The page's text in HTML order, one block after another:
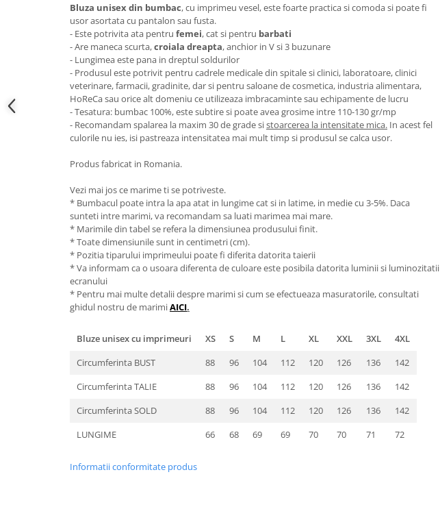
Bluza unisex din bumbac, cu imprimeu vesel, este foarte practica si comoda si poate fi
usor asortata cu pantalon sau fusta.
- Este potrivita ata pentru femei, cat si pentru barbati
- Are maneca scurta,croiala dreapta, anchior in V si 3 buzunare
- Lungimea este pana in dreptul soldurilor
- Produsul este potrivit pentru cadrele medicale din spitale si clinici, laboratoare, clinici
veterinare, farmacii, gradinite, dar si pentru saloane de cosmetica, industria alimentara,
HoReCa sau orice alt domeniu ce utilizeaza imbracaminte sau echipamente de lucru
- Tesatura: bumbac 100%, este subtire si poate avea grosime intre 110-130 gr/mp
- Recomandam spalarea la maxim 30 de grade sistoarcerea la intensitate mica. In acest fel
culorile nu ies, isi pastreaza intensitatea mai mult timp si produsul se calca usor.
Produs fabricat in Romania.
Vezi mai jos ce marime ti se potriveste.
* Bumbacul poate intra la apa atat in lungime cat si in latime, in medie cu 3-5%. Daca
sunteti intre marimi, va recomandam sa luati marimea mai mare.
* Marimile din tabel se refera la dimensiunea produsului finit.
* Toate dimensiunile sunt in centimetri (cm).
* Pozitia tiparului imprimeului poate fi diferita datorita taierii
* Va informam ca o usoara diferenta de culoare este posibila datorita luminii si luminozitatii
ecranului
* Pentru mai multe detalii despre marimi si cum se efectueaza masuratorile, consultati
ghidul nostru de marimiAICI.
Bluze unisex cu imprimeuri XS S M L XL XXL 3XL
4XL
Circumferinta BUST
88 96 104 112 120 126 136
142
Circumferinta TALIE
88 96 104 112 120 126 136
142
Circumferinta SOLD
88 96 104 112 120 126 136
142
LUNGIME
66 68 69 69 70 70 71 72
Informatii conformitate produs